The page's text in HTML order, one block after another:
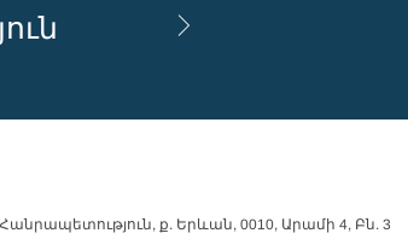
ք. Երևան, 0010, Արամի 4, Բն. 3